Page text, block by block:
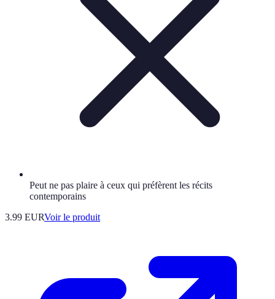
Peut ne pas plaire à ceux qui préfèrent les récits
contemporains
3.99 EURVoir le produit